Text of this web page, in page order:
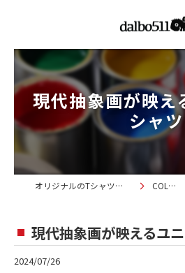
現代抽象画が映え
シャツ
オリジナルのTシャツならdalbo511 COLUMN
現代抽象画が映えるユ
2024/07/26